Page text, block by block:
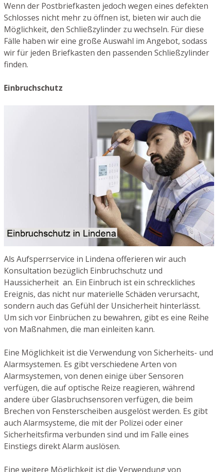
Wenn der Postbriefkasten jedoch wegen eines defekten
Schlosses nicht mehr zu öffnen ist, bieten wir auch die
Möglichkeit, den Schließzylinder zu wechseln. Für diese
Fälle haben wir eine große Auswahl im Angebot, sodass
wir für jeden Briefkasten den passenden Schließzylinder
finden.
Einbruchschutz
Als Aufsperrservice in Lindena offerieren wir auch
Konsultation bezüglich Einbruchschutz und
Haussicherheit an. Ein Einbruch ist ein schreckliches
Ereignis, das nicht nur materielle Schäden verursacht,
sondern auch das Gefühl der Unsicherheit hinterlässt.
Um sich vor Einbrüchen zu bewahren, gibt es eine Reihe
von Maßnahmen, die man einleiten kann.
Eine Möglichkeit ist die Verwendung von Sicherheits- und
Alarmsystemen. Es gibt verschiedene Arten von
Alarmsystemen, von denen einige über Sensoren
verfügen, die auf optische Reize reagieren, während
andere über Glasbruchsensoren verfügen, die beim
Brechen von Fensterscheiben ausgelöst werden. Es gibt
auch Alarmsysteme, die mit der Polizei oder einer
Sicherheitsfirma verbunden sind und im Falle eines
Einstiegs direkt Alarm auslösen.
Eine weitere Möglichkeit ist die Verwendung von